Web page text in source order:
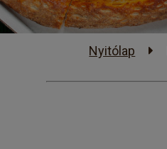
Nyitólap